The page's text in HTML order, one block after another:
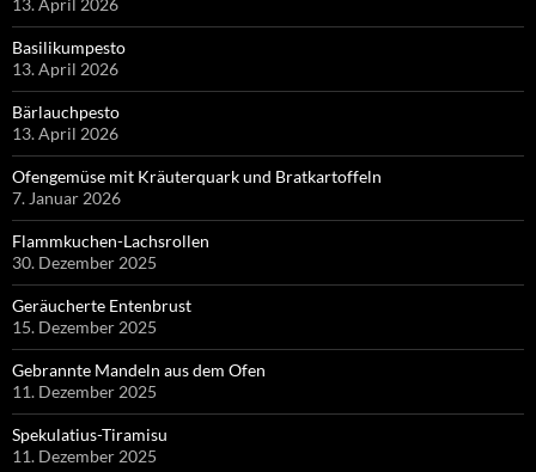
13. April 2026
Basilikumpesto
13. April 2026
Bärlauchpesto
13. April 2026
Ofengemüse mit Kräuterquark und Bratkartoffeln
7. Januar 2026
Flammkuchen-Lachsrollen
30. Dezember 2025
Geräucherte Entenbrust
15. Dezember 2025
Gebrannte Mandeln aus dem Ofen
11. Dezember 2025
Spekulatius-Tiramisu
11. Dezember 2025